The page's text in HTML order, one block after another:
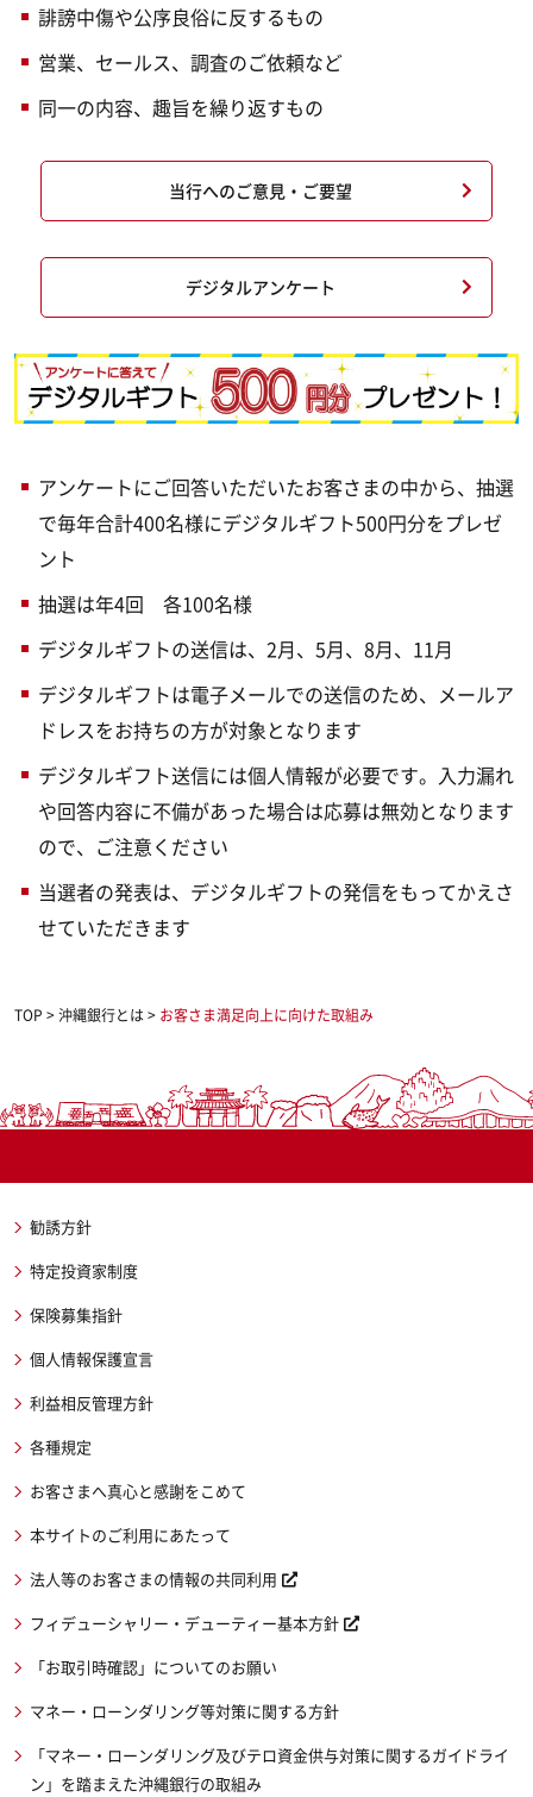
誹謗中傷や公序良俗に反するもの
営業、セールス、調査のご依頼など
同一の内容、趣旨を繰り返すもの
当行へのご意見・ご要望
デジタルアンケート
アンケートにご回答いただいたお客さまの中から、抽選
で毎年合計400名様にデジタルギフト500円分をプレゼ
ント
抽選は年4回 各100名様
デジタルギフトの送信は、2月、5月、8月、11月
デジタルギフトは電子メールでの送信のため、メールア
ドレスをお持ちの方が対象となります
デジタルギフト送信には個人情報が必要です。入力漏れ
や回答内容に不備があった場合は応募は無効となります
ので、ご注意ください
当選者の発表は、デジタルギフトの発信をもってかえさ
せていただきます
TOP >沖縄銀行とは> お客さま満足向上に向けた取組み
勧誘方針
特定投資家制度
保険募集指針
個人情報保護宣言
利益相反管理方針
各種規定
お客さまへ真心と感謝をこめて
本サイトのご利用にあたって
法人等のお客さまの情報の共同利用
フィデューシャリー・デューティー基本方針
「お取引時確認」についてのお願い
マネー・ローンダリング等対策に関する方針
「マネー・ローンダリング及びテロ資金供与対策に関するガイドライ
ン」を踏まえた沖縄銀行の取組み